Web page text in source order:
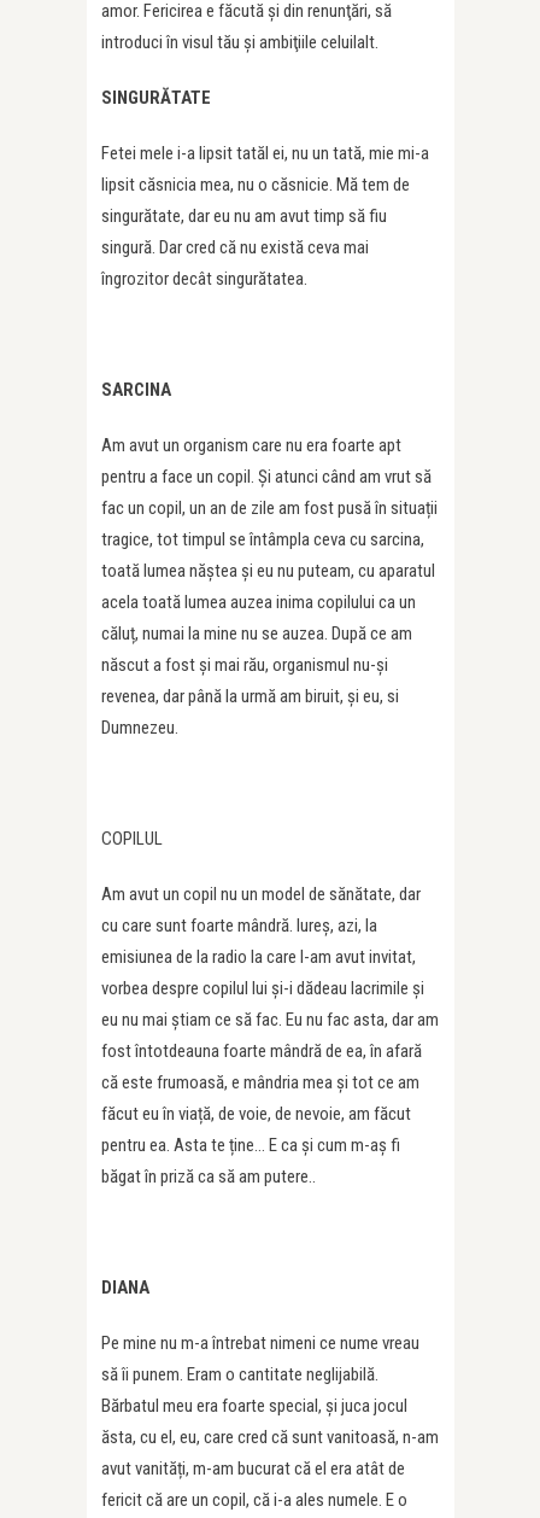
amor. Fericirea e făcută şi din renunţări, să
introduci în visul tău şi ambiţiile celuilalt.
SINGURĂTATE
Fetei mele i-a lipsit tatăl ei, nu un tată, mie mi-a
lipsit căsnicia mea, nu o căsnicie. Mă tem de
singurătate, dar eu nu am avut timp să fiu
singură. Dar cred că nu există ceva mai
îngrozitor decât singurătatea.
SARCINA
Am avut un organism care nu era foarte apt
pentru a face un copil. Și atunci când am vrut să
fac un copil, un an de zile am fost pusă în situații
tragice, tot timpul se întâmpla ceva cu sarcina,
toată lumea năștea și eu nu puteam, cu aparatul
acela toată lumea auzea inima copilului ca un
căluț, numai la mine nu se auzea. După ce am
născut a fost și mai rău, organismul nu-și
revenea, dar până la urmă am biruit, și eu, si
Dumnezeu.
COPILUL
Am avut un copil nu un model de sănătate, dar
cu care sunt foarte mândră. Iureș, azi, la
emisiunea de la radio la care l-am avut invitat,
vorbea despre copilul lui și-i dădeau lacrimile și
eu nu mai știam ce să fac. Eu nu fac asta, dar am
fost întotdeauna foarte mândră de ea, în afară
că este frumoasă, e mândria mea și tot ce am
făcut eu în viață, de voie, de nevoie, am făcut
pentru ea. Asta te ține… E ca și cum m-aș fi
băgat în priză ca să am putere..
DIANA
Pe mine nu m-a întrebat nimeni ce nume vreau
să îi punem. Eram o cantitate neglijabilă.
Bărbatul meu era foarte special, și juca jocul
ăsta, cu el, eu, care cred că sunt vanitoasă, n-am
avut vanități, m-am bucurat că el era atât de
fericit că are un copil, că i-a ales numele. E o